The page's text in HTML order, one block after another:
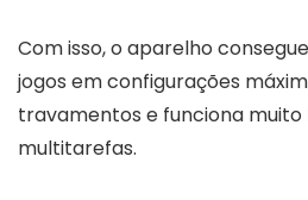
Com isso, o aparelho
jogos em configurações
travamentos e funciona
multitarefas.